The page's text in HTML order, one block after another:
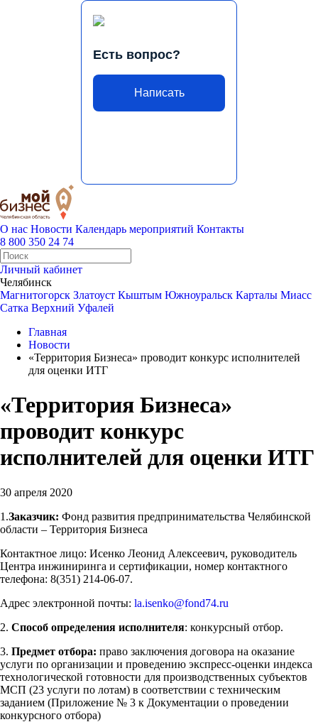
Есть вопрос?
Написать
О нас Новости Календарь мероприятий Контакты
8 800 350 24 74
Личный кабинет
Челябинск
Магнитогорск Златоуст Кыштым Южноуральск Карталы Миасс
Сатка Верхний Уфалей
Главная
Новости
«Территория Бизнеса» проводит конкурс исполнителей
для оценки ИТГ
«Территория Бизнеса»
проводит конкурс
исполнителей для оценки ИТГ
30 апреля 2020
1.Заказчик: Фонд развития предпринимательства Челябинской
области – Территория Бизнеса
Контактное лицо: Исенко Леонид Алексеевич, руководитель
Центра инжиниринга и сертификации, номер контактного
телефона: 8(351) 214-06-07.
Адрес электронной почты: la.isenko@fond74.ru
2. Способ определения исполнителя: конкурсный отбор.
3. Предмет отбора: право заключения договора на оказание
услуги по организации и проведению экспресс-оценки индекса
технологической готовности для производственных субъектов
МСП (23 услуги по лотам) в соответствии с техническим
заданием (Приложение № 3 к Документации о проведении
конкурсного отбора)